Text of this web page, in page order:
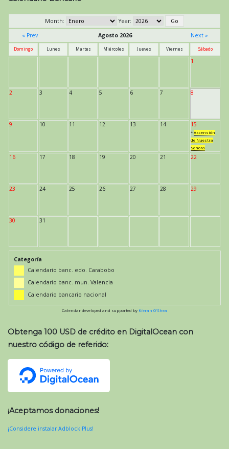
Month:
Year:
« Prev
Agosto 2026 Next »
Domingo Lunes Martes Miércoles Jueves Viernes Sábado
1
2 3 4 5 6 7 8
9 10 11 12 13 14 15
* Ascensión
de Nuestra
Señora
16 17 18 19 20 21 22
23 24 25 26 27 28 29
30 31
Categoría
Calendario banc. edo. Carabobo
Calendario banc. mun. Valencia
Calendario bancario nacional
Calendar developed and supported by Kieran O'Shea
Obtenga 100 USD de crédito en DigitalOcean con
nuestro código de referido:
¡Aceptamos donaciones!
¡Considere instalar Adblock Plus!